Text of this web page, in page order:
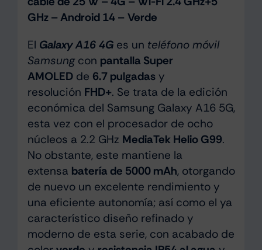
GHz – Android 14 – Verde
El Galaxy A16 4Ges un teléfono móvil
Samsungcon pantalla Super
AMOLEDde 6.7 pulgadasy
resolución FHD+. Se trata de la edición
económica del Samsung Galaxy A16 5G,
esta vez con el procesador de ocho
núcleos a 2.2 GHz MediaTek Helio G99.
No obstante, este mantiene la
extensa batería de 5000 mAh, otorgando
de nuevo un excelente rendimiento y
una eficiente autonomía; así como el ya
característico diseño refinado y
moderno de esta serie, con acabado de